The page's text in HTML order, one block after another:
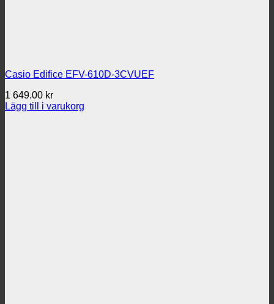
Casio Edifice EFV-610D-3CVUEF
1 649.00 kr
Lägg till i varukorg